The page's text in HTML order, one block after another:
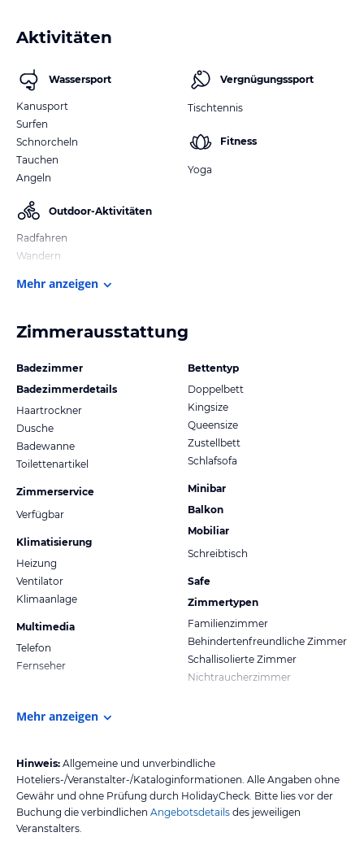
Aktivitäten
Wassersport
Kanusport
Surfen
Schnorcheln
Tauchen
Angeln
Outdoor-Aktivitäten
Radfahren
Wandern
Vergnügungssport
Tischtennis
Fitness
Yoga
Mehr anzeigen
Zimmerausstattung
Badezimmer
Badezimmerdetails
Haartrockner
Dusche
Badewanne
Toilettenartikel
Zimmerservice
Verfügbar
Klimatisierung
Heizung
Ventilator
Klimaanlage
Multimedia
Telefon
Fernseher
Bettentyp
Doppelbett
Kingsize
Queensize
Zustellbett
Schlafsofa
Minibar
Balkon
Mobiliar
Schreibtisch
Safe
Zimmertypen
Familienzimmer
Behindertenfreundliche Zimmer
Schallisolierte Zimmer
Nichtraucherzimmer
Mehr anzeigen
Hinweis: Allgemeine und unverbindliche
Hoteliers-/Veranstalter-/Kataloginformationen. Alle Angaben ohne
Gewähr und ohne Prüfung durch HolidayCheck. Bitte lies vor der
Buchung die verbindlichen Angebotsdetails des jeweiligen
Veranstalters.